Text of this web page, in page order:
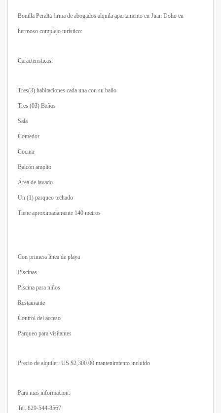
Bonilla Peralta firma de abogados alquila apartamento en Juan Dolio en
hermoso complejo turístico:
Caracteristicas:
Tres(3) habitaciones cada una con su baño
Tres (03) Baños
Sala
Comedor
Cocina
Balcón amplio
Área de lavado
Un (1) parqueo techado
Tiene aproximadamente 140 metros
Con primera línea de playa
Piscinas
Piscina para niños
Restaurante
Control del acceso
Parqueo para visitantes
Precio de alquiler: US $2,300.00 mantenimiento incluido
Para mas informacion:
Tel. 829-544-8567